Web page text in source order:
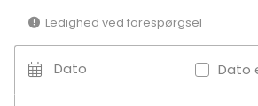
Ledighed ved forespørgsel
Dato Dato